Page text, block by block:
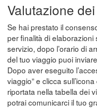
Valutazione
Se hai prestato il
per finalità di elaborazioni
servizio, dopo l’orario di
del tuo viaggio puoi
Dopo aver eseguito
viaggio” e clicca
riportata nella tabella dei
potrai comunicarci il tuo